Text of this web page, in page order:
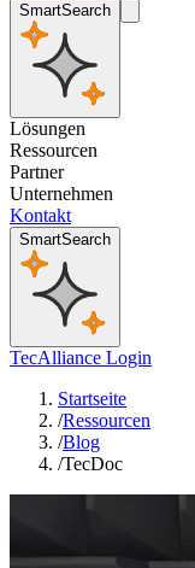
SmartSearch
Lösungen
Ressourcen
Partner
Unternehmen
Kontakt
SmartSearch
TecAlliance Login
Startseite
/Ressourcen
/Blog
/TecDoc